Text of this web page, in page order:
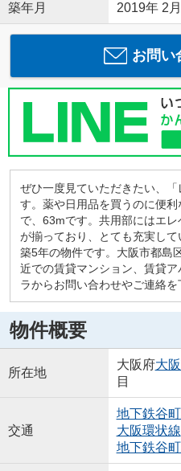
築年月 2019年 2
お問い
ぜひ一度見ていただきたい、
す。薬や日用品を買うのに便
で、63mです。共用部にはエ
が揃っており、とても充実して
築5年の物件です。大阪市都島
近での賃貸マンション、賃貸
ラからお問い合わせやご連絡を
物件概要
所在地
大阪府大
目
交通
地下鉄谷
大阪環状線
地下鉄谷